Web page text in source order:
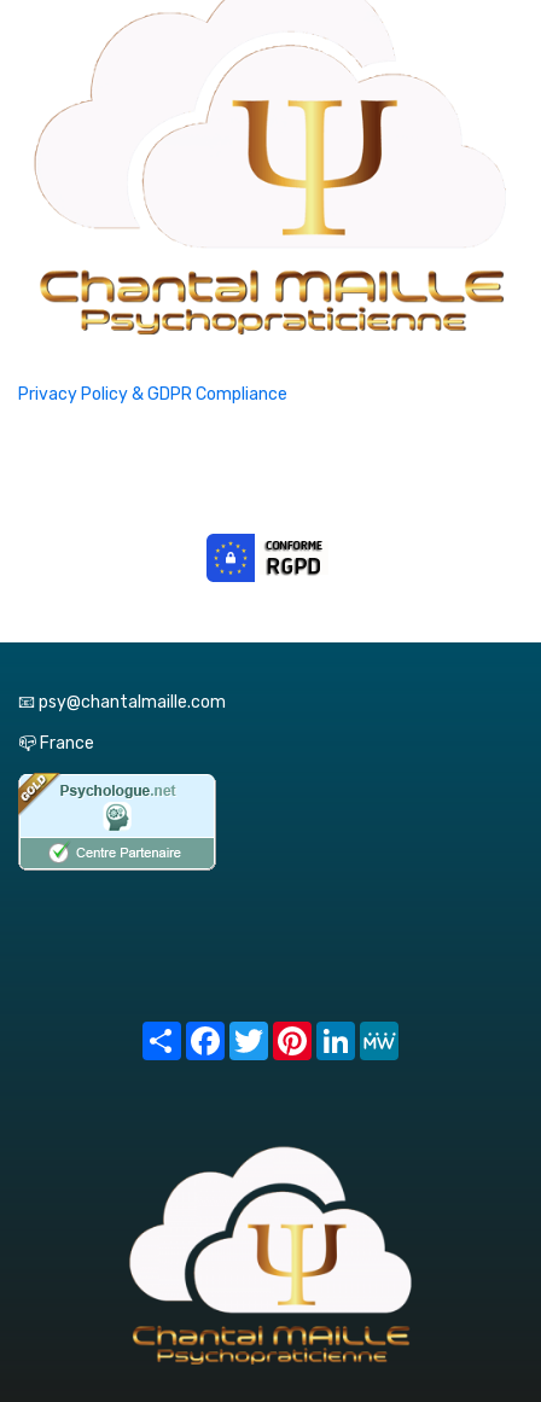
Privacy Policy & GDPR Compliance
📧 psy@chantalmaille.com
📪 France
Share FacebookTwitterPinterest
LinkedIn